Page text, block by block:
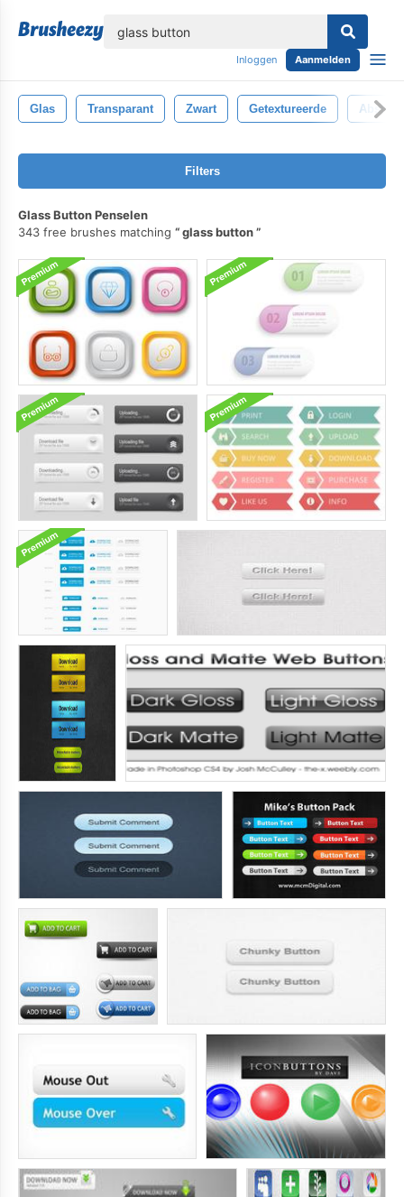
Inloggen Aanmelden
Glas Transparant Zwart Getextureerde Abstract
Filters
Glass Button Penselen
343 free brushes matching
glass button